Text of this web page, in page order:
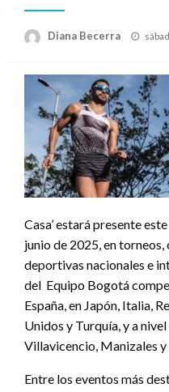
Diana Becerra
Casa’ estará presente
junio de 2025, en
deportivas nacionales e
del Equipo Bogotá
España, en Japón, Italia,
Unidos y Turquía, y a
Villavicencio, Manizales
Entre los eventos más